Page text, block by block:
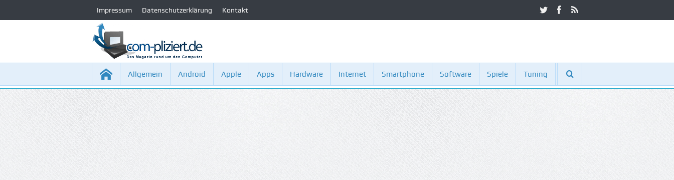
Impressum Datenschutzerklärung Kontakt
Allgemein Android Apple Apps Hardware Internet Smartphone Software Spiele Tuning